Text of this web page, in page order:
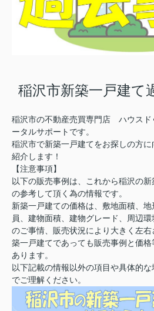
稲沢市新築一戸建て
稲沢市の不動産売買専門店 ハウスド
ータルサポートです。
稲沢市で新築一戸建てをお探しの方
紹介します！
【注意事項】
以下の販売事例は、これから稲沢の
の参考して頂く為の情報です。
新築一戸建ての価格は、敷地面積、
員、建物面積、建物グレード、周辺
のご事情、販売状況により大きく左
築一戸建てであっても販売事例と価
あります。
以下記載の情報以外の項目や具体的
でご理解ください。